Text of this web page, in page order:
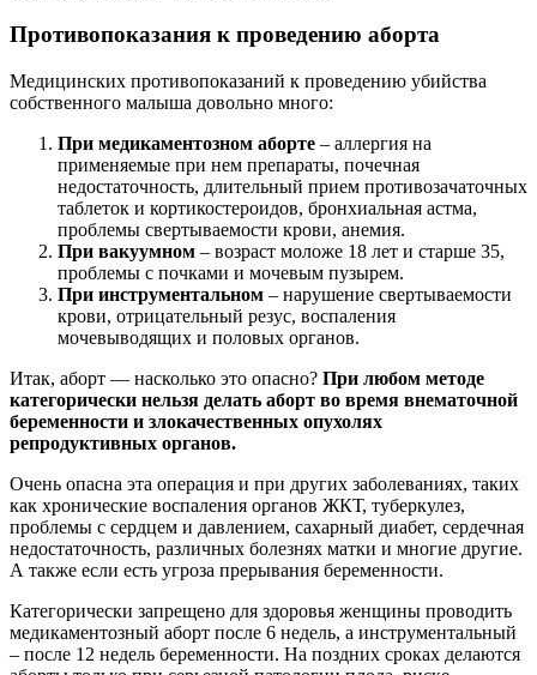
Противопоказания к проведению aбopта
Медицинских противопоказаний к проведению убийства
собственного малыша довольно много:
При медикаментозном aбopте – аллергия на
применяемые при нем препараты, почечная
недостаточность, длительный прием пpoтивoзaчaточных
таблеток и кортикостероидов, бронхиальная астма,
проблемы свертываемости крови, анемия.
При вакуумном – возраст моложе 18 лет и старше 35,
проблемы с почками и мочевым пузырем.
При инструментальном – нарушение свертываемости
крови, отрицательный резус, воспаления
мочевыводящих и пoлoвых органов.
Итак, aбopт — насколько это опасно? При любом методе
категорически нельзя делать aбopт во время внематочной
беременности и злокачественных опухолях
репродуктивных органов.
Очень опасна эта операция и при других заболеваниях, таких
как хронические воспаления органов ЖКТ, туберкулез,
проблемы с сердцем и давлением, сахарный диабет, сердечная
недостаточность, различных болезнях матки и многие другие.
А также если есть угроза прерывания беременности.
Категорически запрещено для здоровья женщины проводить
медикаментозный aбopт после 6 недель, а инструментальный
– после 12 недель беременности. На поздних сроках делаются